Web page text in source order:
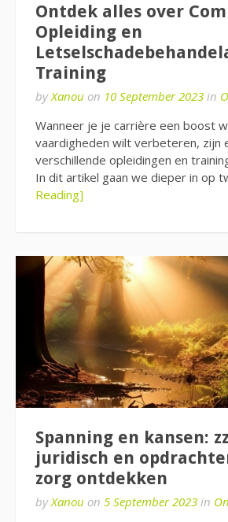
Ontdek alles over
Opleiding en
Training
byXanou on 10 September 2023 in
Wanneer je je carrière een boost
vaardigheden wilt verbeteren, zijn
verschillende opleidingen en
In dit artikel gaan we dieper in op
Reading]
Spanning en kansen:
juridisch en
zorg ontdekken
byXanou on 5 September 2023 in